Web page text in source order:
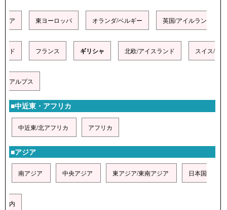
ア 東ヨーロッパ オランダ/ベルギー 英国/アイルラン
ド フランス ギリシャ 北欧/アイスランド スイス/
アルプス
■中近東・アフリカ
中近東/北アフリカ アフリカ
■アジア
南アジア 中央アジア 東アジア/東南アジア 日本国
内